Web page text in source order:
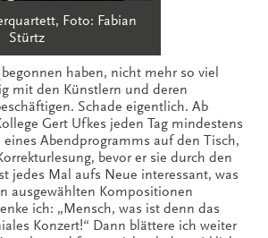
Foto: Fabian
Stürtz
begonnen haben, nicht mehr so viel
mit den Künstlern und deren
Schade eigentlich. Ab
Gert Ufkes jeden Tag mindestens
eines Abendprogramms auf den Tisch,
bevor er sie durch den
jedes Mal aufs Neue interessant, was
ausgewählten Kompositionen
ich: „Mensch, was ist denn das
Konzert!“ Dann blättere ich weiter